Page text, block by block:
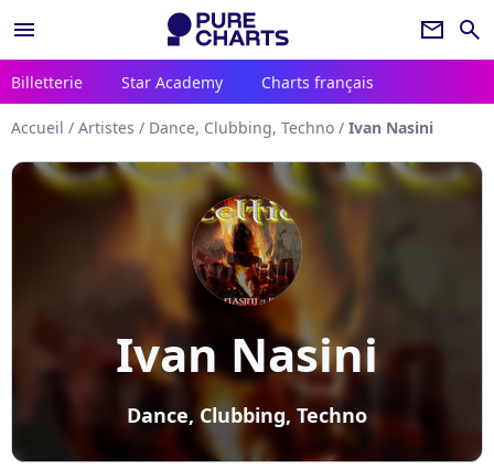
menu newsletter search
Billetterie Star Academy Charts français
Accueil / Artistes / Dance, Clubbing, Techno / Ivan Nasini
Ivan Nasini
Dance, Clubbing, Techno